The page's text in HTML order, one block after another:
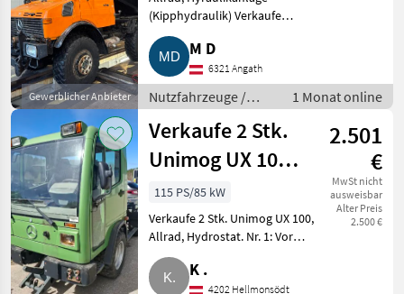
Gewerblicher Anbieter
(Kipphydraulik) Verkaufe
Unimog U-1600, Bj. 1989.
Bremsen, Stoßdämpfer, Federn
sowie sämtliche Luftleitungen
und Bremsleitungen wurden
erneuert
M D
6321 Angath
Nutzfahrzeuge /
Lastwagen (LKW)
1 Monat online
Verkaufe 2 Stk.
Unimog UX 100
Mercedes
2.501
€
MwSt nicht
ausweisbar
Alter Preis
2.500 €
115 PS/85 kW
Verkaufe 2 Stk. Unimog UX 100,
Allrad, Hydrostat. Nr. 1: Vor
kurzer Zeit neu lackiert, jedoch
ohne Motor. Nr. 2: Stark
verrostet, jedoch mit Motor, 5
K .
4202 Hellmonsödt